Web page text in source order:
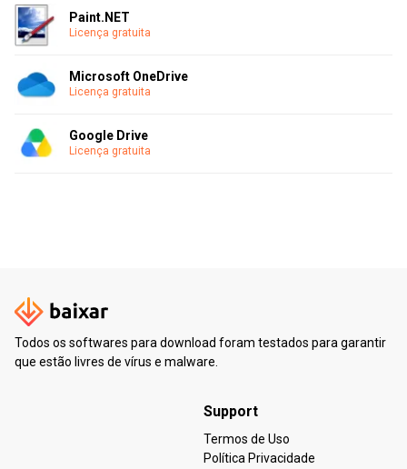
Paint.NET
Licença gratuita
Microsoft OneDrive
Licença gratuita
Google Drive
Licença gratuita
Todos os softwares para download foram testados para garantir
que estão livres de vírus e malware.
Support
Termos de Uso
Política Privacidade